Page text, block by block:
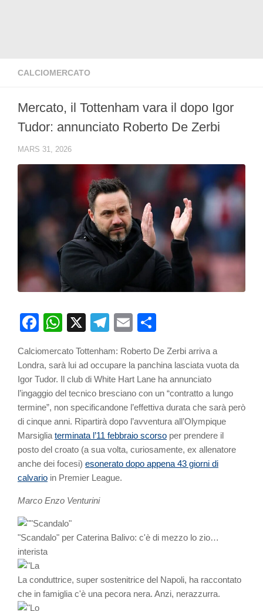
CALCIOMERCATO
Mercato, il Tottenham vara il dopo Igor
Tudor: annunciato Roberto De Zerbi
MARS 31, 2026
Facebook
WhatsApp
X Telegram
Email
Calciomercato Tottenham: Roberto De Zerbi arriva a
Londra, sarà lui ad occupare la panchina lasciata vuota da
Igor Tudor. Il club di White Hart Lane ha annunciato
l’ingaggio del tecnico bresciano con un “contratto a lungo
termine”, non specificandone l’effettiva durata che sarà però
di cinque anni. Ripartirà dopo l’avventura all’Olympique
Marsiglia terminata l’11 febbraio scorso per prendere il
posto del croato (a sua volta, curiosamente, ex allenatore
anche dei focesi) esonerato dopo appena 43 giorni di
calvario in Premier League.
Marco Enzo Venturini
"Scandalo" per Caterina Balivo: c'è di mezzo lo zio…
interista
La conduttrice, super sostenitrice del Napoli, ha raccontato
che in famiglia c'è una pecora nera. Anzi, nerazzurra.